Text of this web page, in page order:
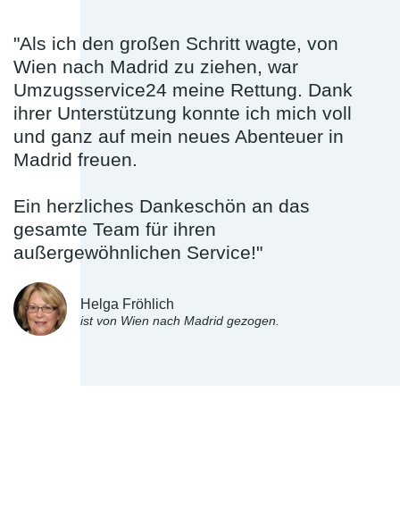
"Als ich den großen Schritt wagte, von
Wien nach Madrid zu ziehen, war
Umzugsservice24 meine Rettung. Dank
ihrer Unterstützung konnte ich mich voll
und ganz auf mein neues Abenteuer in
Madrid freuen.
Ein herzliches Dankeschön an das
gesamte Team für ihren
außergewöhnlichen Service!"
Helga Fröhlich
ist von Wien nach Madrid gezogen.